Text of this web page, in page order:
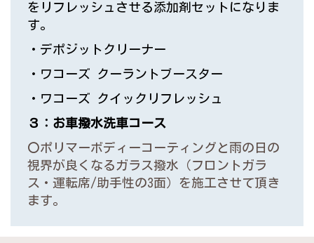
をリ フレッシュさせる添加剤セットになりま
す。
・デポジットクリーナー
・ワコーズ クーラントブースター
・ワコーズ クイックリフレッシュ
３：お車撥水洗車コース
〇ポリマーボディーコーティングと雨の日の
視界が良くなるガラス撥水（フロントガラ
ス・運転席/助手性の3面）を施工させて頂き
ます。